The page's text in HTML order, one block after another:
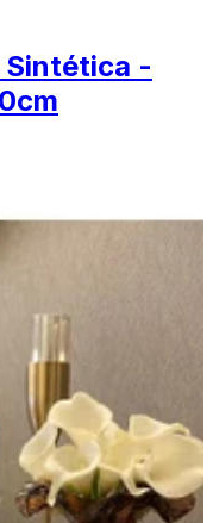
Sintética -